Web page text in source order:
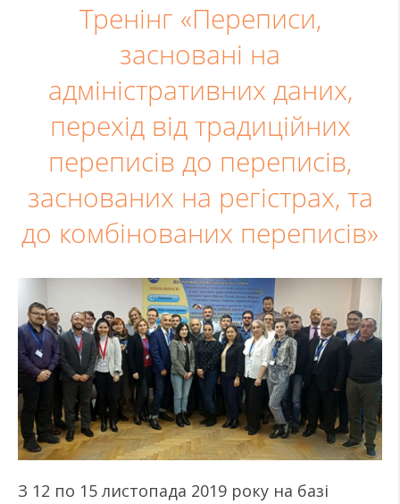
Тренінг «Переписи,
засновані на
адміністративних даних,
перехід від традиційних
переписів до переписів,
заснованих на регістрах, та
до комбінованих переписів»
З 12 по 15 листопада 2019 року на базі